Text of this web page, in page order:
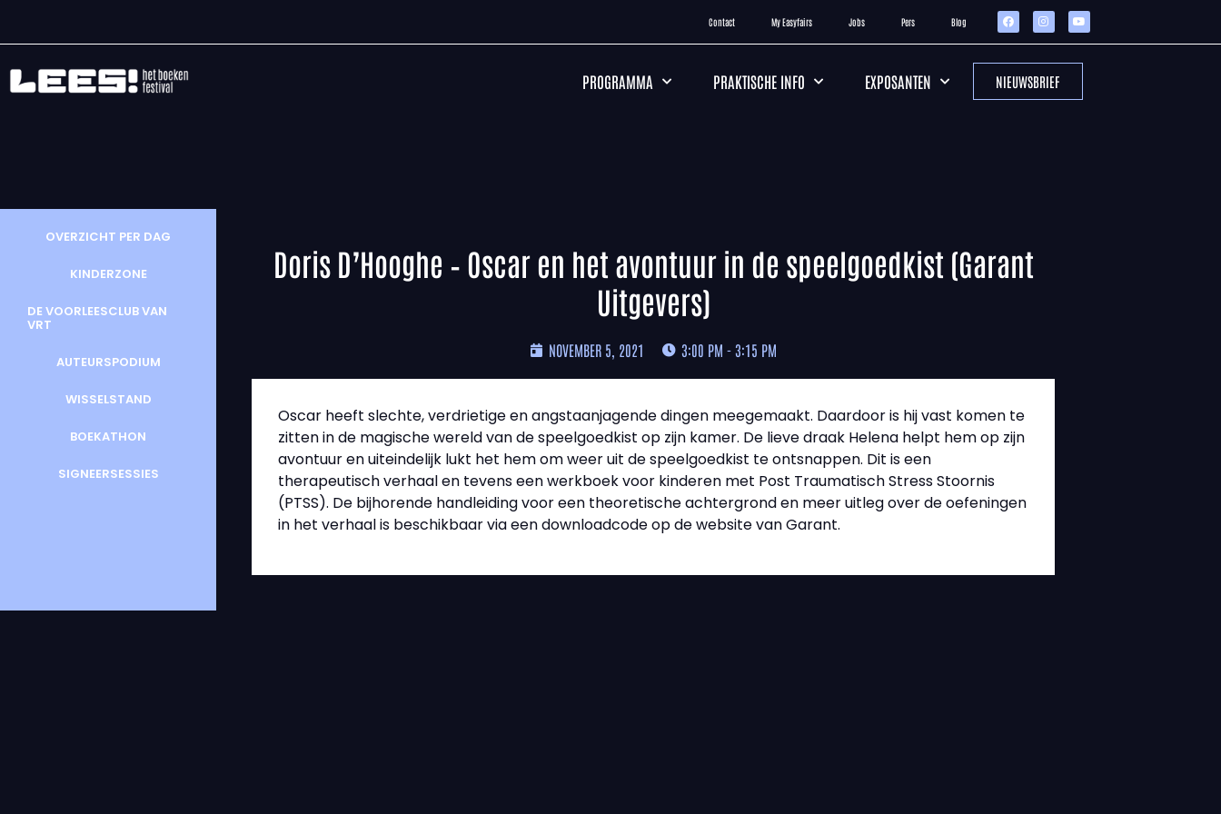
Contact My Easyfairs Jobs Pers Blog
PROGRAMMA PRAKTISCHE INFO EXPOSANTEN NIEUWSBRIEF
OVERZICHT PER DAG
KINDERZONE
DE VOORLEESCLUB VAN
VRT
AUTEURSPODIUM
WISSELSTAND
BOEKATHON
SIGNEERSESSIES
Doris D’Hooghe – Oscar en het avontuur in de speelgoedkist (Garant
Uitgevers)
NOVEMBER 5, 2021 3:00 PM - 3:15 PM
Oscar heeft slechte, verdrietige en angstaanjagende dingen meegemaakt. Daardoor is hij vast komen te
zitten in de magische wereld van de speelgoedkist op zijn kamer. De lieve draak Helena helpt hem op zijn
avontuur en uiteindelijk lukt het hem om weer uit de speelgoedkist te ontsnappen. Dit is een
therapeutisch verhaal en tevens een werkboek voor kinderen met Post Traumatisch Stress Stoornis
(PTSS). De bijhorende handleiding voor een theoretische achtergrond en meer uitleg over de oefeningen
in het verhaal is beschikbaar via een downloadcode op de website van Garant.